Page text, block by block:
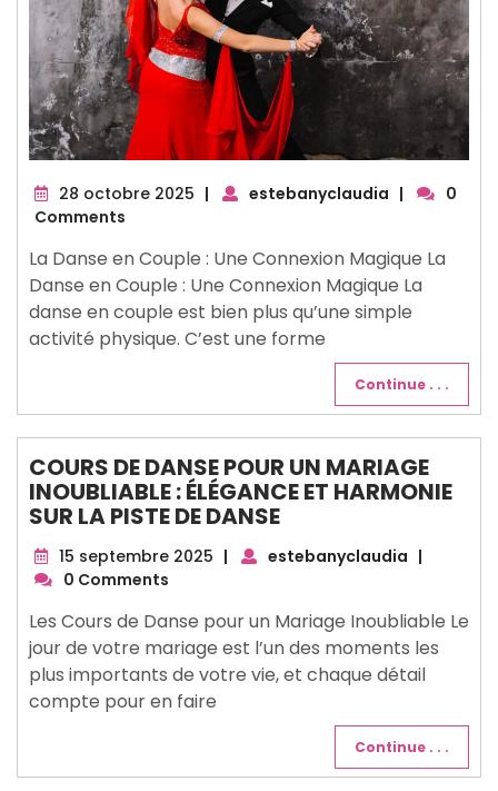
28 octobre 2025 28
| estebanyclaudia |
0
Comments
La Danse en Couple : Une Connexion Magique La
Danse en Couple : Une Connexion Magique La
danse en couple est bien plus qu’une simple
activité physique. C’est une forme
Continue . . .
COURS DE DANSE POUR UN MARIAGE
INOUBLIABLE : ÉLÉGANCE ET HARMONIE
SUR LA PISTE DE DANSE
15 septembre 2025 15| estebanyclaudia |
0 Comments
Les Cours de Danse pour un Mariage Inoubliable Le
jour de votre mariage est l’un des moments les
plus importants de votre vie, et chaque détail
compte pour en faire
Continue . . .